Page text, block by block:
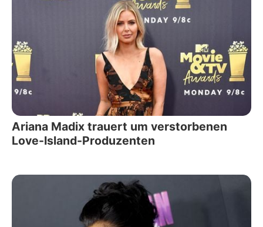
Ariana Madix trauert um verstorbenen
Love-Island-Produzenten